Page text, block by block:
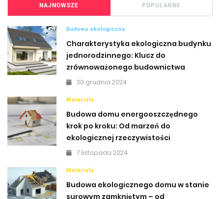
NAJNOWSZE POPULARNE
Budowa ekologiczna
Charakterystyka ekologiczna budynku
jednorodzinnego: Klucz do
zrównoważonego budownictwa
30 grudnia 2024
Materiały
Budowa domu energooszczędnego
krok po kroku: Od marzeń do
ekologicznej rzeczywistości
7 listopada 2024
Materiały
Budowa ekologicznego domu w stanie
surowym zamkniętym – od